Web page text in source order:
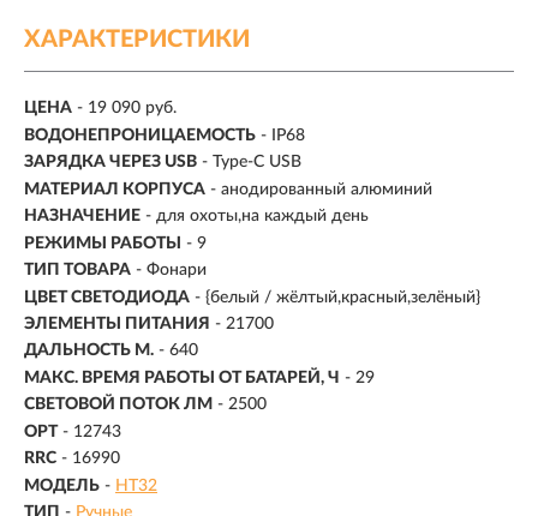
ХАРАКТЕРИСТИКИ
ЦЕНА - 19 090 руб.
ВОДОНЕПРОНИЦАЕМОСТЬ - IP68
ЗАРЯДКА ЧЕРЕЗ USB - Type-C USB
МАТЕРИАЛ КОРПУСА - анодированный алюминий
НАЗНАЧЕНИЕ - для охоты,на каждый день
РЕЖИМЫ РАБОТЫ
- 9
ТИП ТОВАРА - Фонари
ЦВЕТ СВЕТОДИОДА - {белый / жёлтый,красный,зелёный}
ЭЛЕМЕНТЫ ПИТАНИЯ - 21700
ДАЛЬНОСТЬ М. - 640
МАКС. ВРЕМЯ РАБОТЫ ОТ БАТАРЕЙ, Ч - 29
СВЕТОВОЙ ПОТОК ЛМ - 2500
OPT - 12743
RRC - 16990
МОДЕЛЬ - HT32
ТИП - Ручные